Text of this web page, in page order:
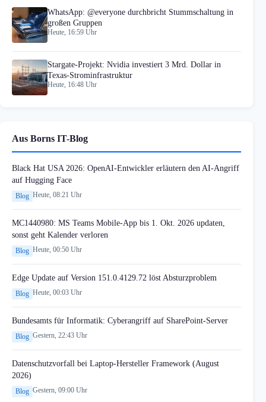
WhatsApp: @everyone durchbricht Stummschaltung in
großen Gruppen
Heute, 16:59 Uhr
Stargate-Projekt: Nvidia investiert 3 Mrd. Dollar in
Texas-Strominfrastruktur
Heute, 16:48 Uhr
Aus Borns IT-Blog
Black Hat USA 2026: OpenAI-Entwickler erläutern den AI-Angriff
auf Hugging Face
Blog Heute, 08:21 Uhr
MC1440980: MS Teams Mobile-App bis 1. Okt. 2026 updaten,
sonst geht Kalender verloren
Blog Heute, 00:50 Uhr
Edge Update auf Version 151.0.4129.72 löst Absturzproblem
Blog Heute, 00:03 Uhr
Bundesamts für Informatik: Cyberangriff auf SharePoint-Server
Blog Gestern, 22:43 Uhr
Datenschutzvorfall bei Laptop-Hersteller Framework (August
2026)
Blog Gestern, 09:00 Uhr